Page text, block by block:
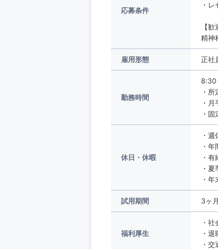
応募条件
・
【歓
精神
雇用形態 正社
勤務時間
8:30
・
・
・
休日・休暇
・
・
・
・
・
試用期間 3ヶ
福利厚生
・
・
・